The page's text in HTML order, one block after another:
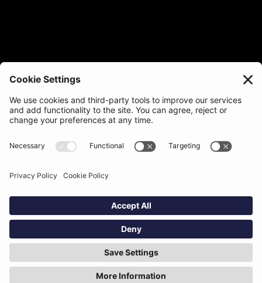
La nouvelle norme du luxe
S'abonner
Accueil
A propos
Notre équipe
Contact
contact@grace.io